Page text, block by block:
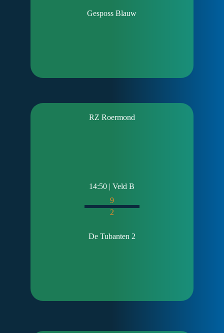
Gesposs Blauw
RZ Roermond
14:50 | Veld B
9
2
De Tubanten 2